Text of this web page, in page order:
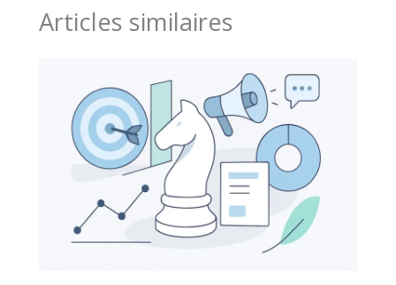
Articles similaires